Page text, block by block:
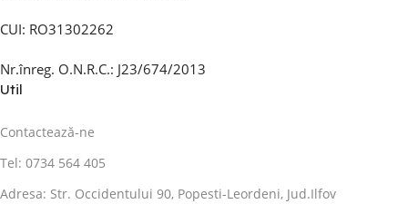
CUI: RO31302262
Nr.înreg. O.N.R.C.: J23/674/2013
Util
Contactează-ne
Tel: 0734 564 405
Adresa: Str. Occidentului 90, Popesti-Leordeni, Jud.Ilfov